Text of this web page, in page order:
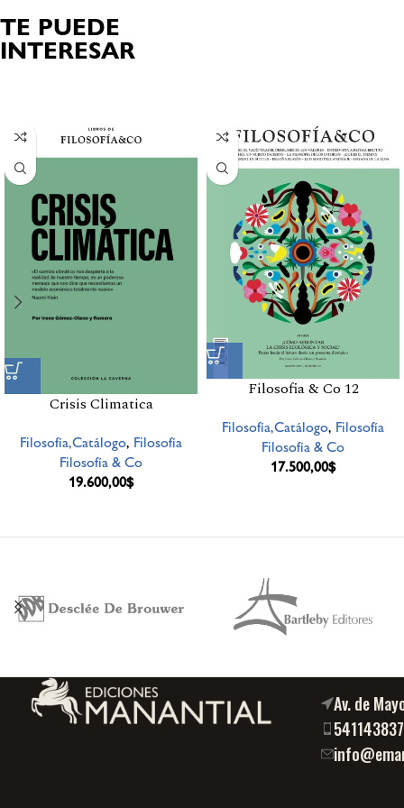
TE PUEDE
INTERESAR
Crisis Climatica
Filosofía,Catálogo, Filosofía
Filosofía & Co
19.600,00$
Filosofia & Co 12
Filosofía,Catálogo, Filosofía
Filosofía & Co
17.500,00$
Av. de